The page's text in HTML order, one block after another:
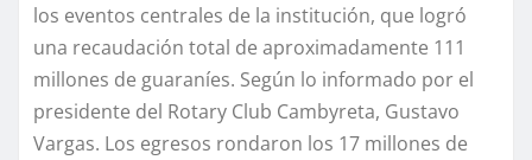
los eventos centrales de la institución, que logró
una recaudación total de aproximadamente 111
millones de guaraníes. Según lo informado por el
presidente del Rotary Club Cambyreta, Gustavo
Vargas. Los egresos rondaron los 17 millones de